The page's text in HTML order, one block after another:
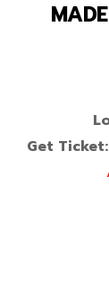
Get Ticket: